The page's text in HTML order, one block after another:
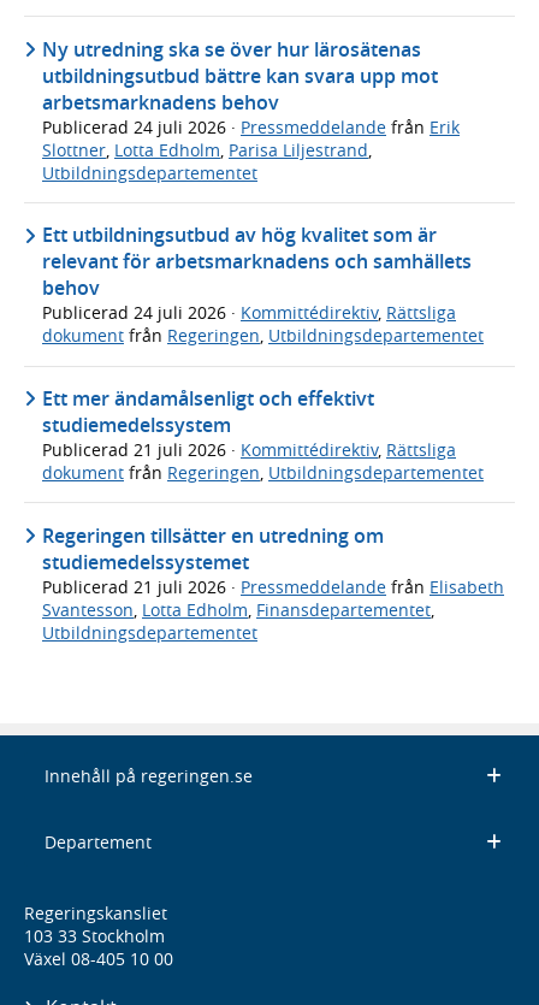
Ny utredning ska se över hur lärosätenas
utbildningsutbud bättre kan svara upp mot
arbetsmarknadens behov
Publicerad 24 juli 2026 · Pressmeddelande från Erik
Slottner Lotta Edholm Parisa Liljestrand
Utbildningsdepartementet
Ett utbildningsutbud av hög kvalitet som är
relevant för arbetsmarknadens och samhällets
behov
Publicerad 24 juli 2026 · Kommittédirektiv, Rättsliga
dokument från Regeringen, Utbildningsdepartementet
Ett mer ändamålsenligt och effektivt
studiemedelssystem
Publicerad 21 juli 2026 · Kommittédirektiv, Rättsliga
dokument från Regeringen, Utbildningsdepartementet
Regeringen tillsätter en utredning om
studiemedelssystemet
Publicerad 21 juli 2026 · Pressmeddelande från Elisabeth
Svantesson Lotta Edholm Finansdepartementet
Utbildningsdepartementet
Innehåll på regeringen.se
Departement
Regeringskansliet
103 33 Stockholm
Växel 08-405 10 00